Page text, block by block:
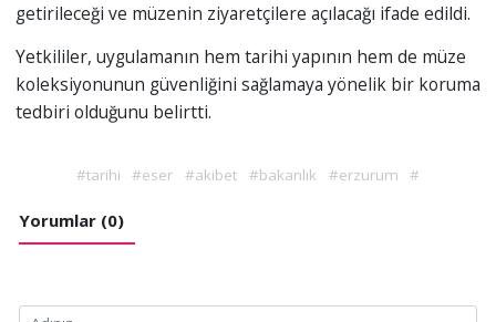
getirileceği ve müzenin ziyaretçilere açılacağı ifade edildi.
Yetkililer, uygulamanın hem tarihi yapının hem de müze
koleksiyonunun güvenliğini sağlamaya yönelik bir koruma
tedbiri olduğunu belirtti.
#tarihi #eser #akibet #bakanlık #erzurum #
Yorumlar (0)